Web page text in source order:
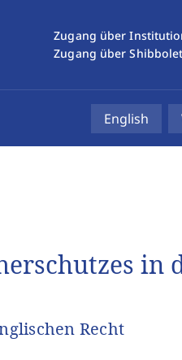
Zugang über
Zugang über
English
in
Recht